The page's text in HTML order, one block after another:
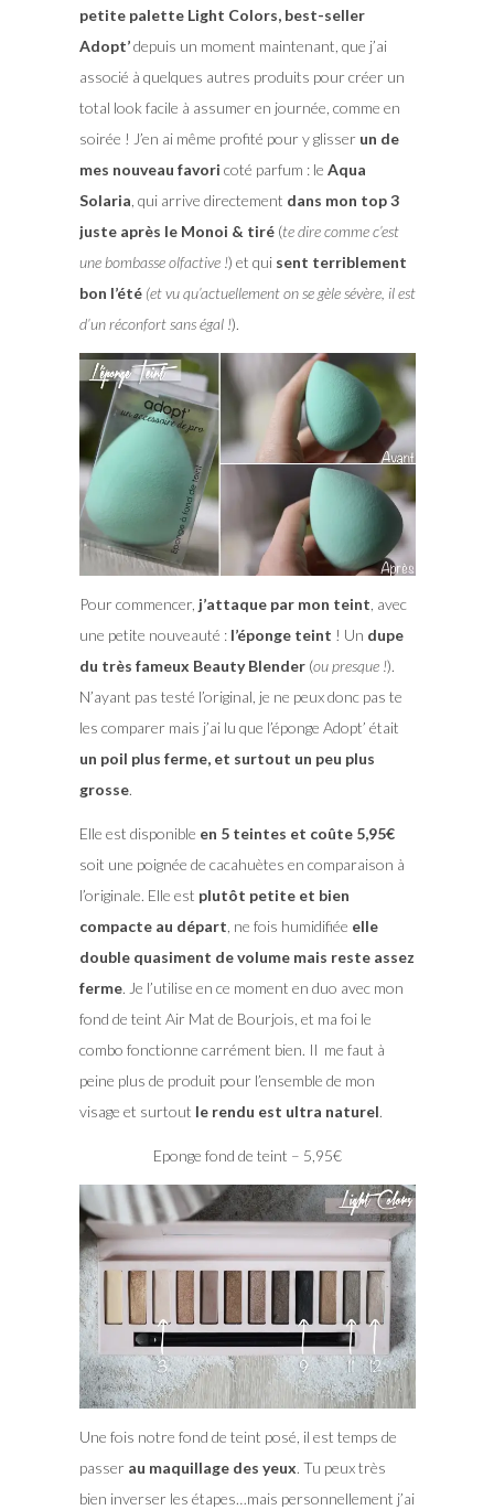
petite palette Light Colors, best-seller
Adopt’depuis un moment maintenant, que j’ai
associé à quelques autres produits pour créer un
total look facile à assumer en journée, comme en
soirée ! J’en ai même profité pour y glisser un de
mes nouveau favori coté parfum : le Aqua
Solaria , qui arrive directement dans mon top 3
juste après le Monoi & tiré(te dire comme c’est
une bombasse olfactive !) et qui sent terriblement
bon l’été (et vu qu’actuellement on se gèle sévère, il est
d’un réconfort sans égal !).
Pour commencer, j’attaque par mon teint, avec
une petite nouveauté :l’éponge teint ! Un dupe
du très fameux Beauty Blender(ou presque !).
N’ayant pas testé l’original, je ne peux donc pas te
les comparer mais j’ai lu que l’éponge Adopt’ était
un poil plus ferme, et surtout un peu plus
grosse.
Elle est disponible en 5 teintes et coûte 5,95€
soit une poignée de cacahuètes en comparaison à
l’originale. Elle est plutôt petite et bien
compacte au départ, ne fois humidifiée elle
double quasiment de volume mais reste assez
ferme. Je l’utilise en ce moment en duo avec mon
fond de teint Air Mat de Bourjois, et ma foi le
combo fonctionne carrément bien. Il me faut à
peine plus de produit pour l’ensemble de mon
visage et surtout le rendu est ultra naturel.
Eponge fond de teint – 5,95€
Une fois notre fond de teint posé, il est temps de
passer au maquillage des yeux. Tu peux très
bien inverser les étapes…mais personnellement j’ai